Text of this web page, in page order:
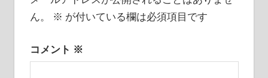
ー
シ
ョ
ん。
※ が付いている欄は必須項目です
コメント ※